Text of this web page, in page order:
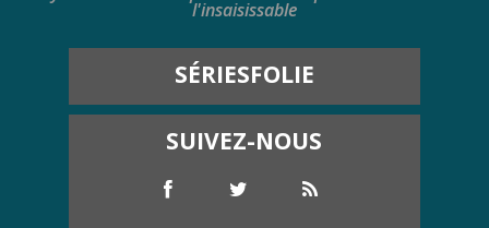
l'insaisissable
SÉRIESFOLIE
SUIVEZ-NOUS